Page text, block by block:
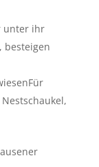
unter ihr
besteigen